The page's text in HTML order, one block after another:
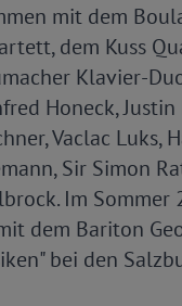
mit dem
dem Kuss
Klavier-
Honeck, Justin
Vaclac Luks,
Sir Simon
Im Sommer
dem Bariton
bei den